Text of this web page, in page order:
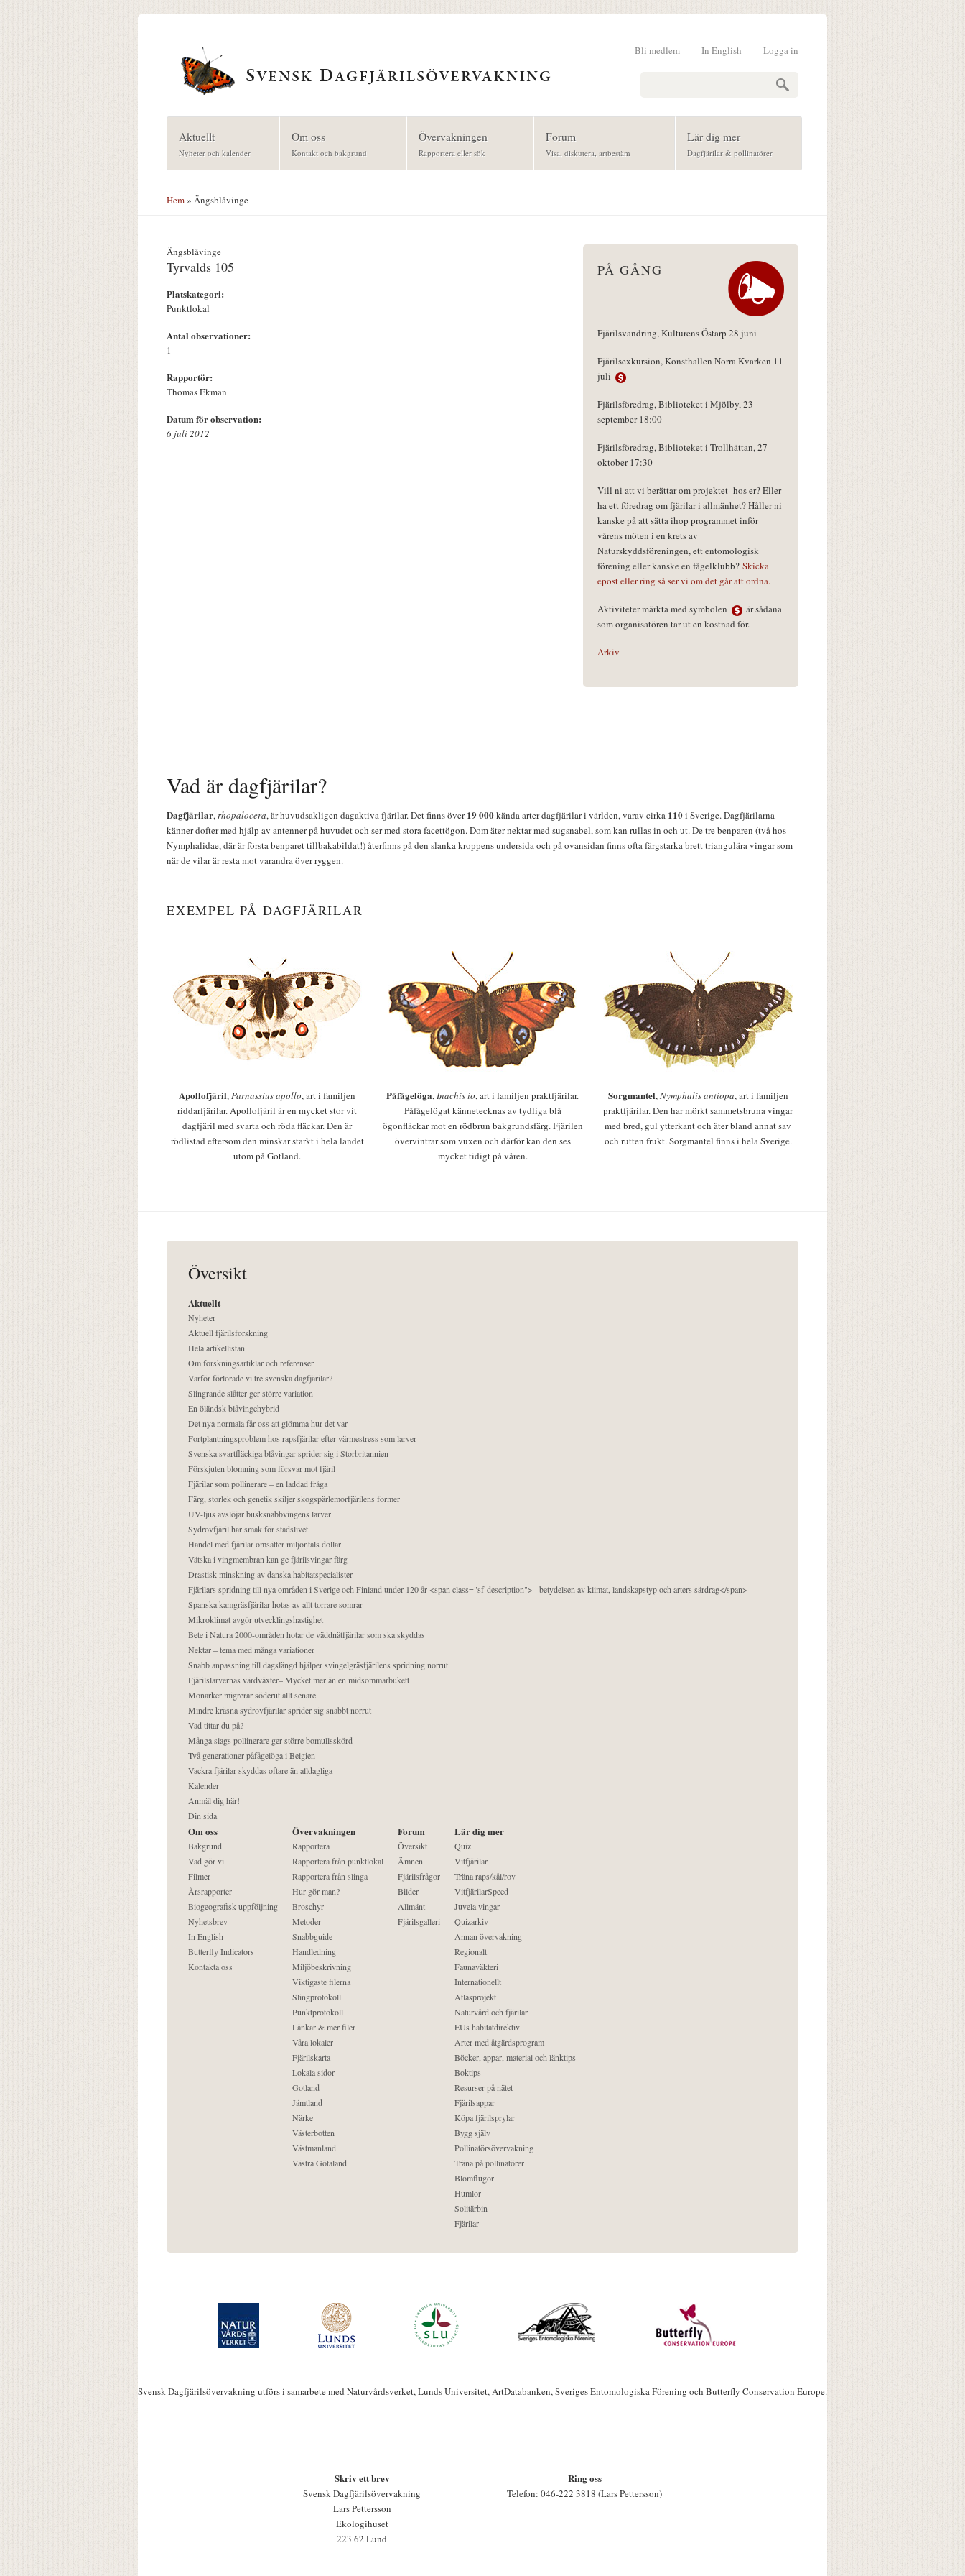
Logga in
In English
Bli medlem
Aktuellt
Nyheter och kalender
Om oss
Kontakt och bakgrund
Övervakningen
Rapportera eller sök
Forum
Visa, diskutera, artbestäm
Lär dig mer
Dagfjärilar & pollinatörer
Hem» Ängsblåvinge
Ängsblåvinge
Tyrvalds 105
Platskategori:
Punktlokal
Antal observationer:
1
Rapportör:
Thomas Ekman
Datum för observation:
6 juli 2012
PÅ GÅNG
Fjärilsvandring, Kulturens Östarp 28 juni
Fjärilsexkursion, Konsthallen Norra Kvarken 11
juli
Fjärilsföredrag, Biblioteket i Mjölby, 23
september 18:00
Fjärilsföredrag, Biblioteket i Trollhättan, 27
oktober 17:30
Vill ni att vi berättar om projektet hos er? Eller
ha ett föredrag om fjärilar i allmänhet? Håller ni
kanske på att sätta ihop programmet inför
vårens möten i en krets av
Naturskyddsföreningen, ett entomologisk
förening eller kanske en fågelklubb? Skicka
epost eller ring så ser vi om det går att ordna.
Aktiviteter märkta med symbolen
är sådana
som organisatören tar ut en kostnad för.
Arkiv
Vad är dagfjärilar?
Dagfjärilar,rhopalocera, är huvudsakligen dagaktiva fjärilar. Det finns över19 000kända arter dagfjärilar i världen, varav cirka 110i Sverige. Dagfjärilarna
känner dofter med hjälp av antenner på huvudet och ser med stora facettögon. Dom äter nektar med sugsnabel, som kan rullas in och ut. De tre benparen (två hos
Nymphalidae, där är första benparet tillbakabildat!) återfinns på den slanka kroppens undersida och på ovansidan finns ofta färgstarka brett triangulära vingar som
när de vilar är resta mot varandra över ryggen.
EXEMPEL PÅ DAGFJÄRILAR
Apollofjäril,Parnassius apollo, art i familjen
riddarfjärilar. Apollofjäril är en mycket stor vit
dagfjäril med svarta och röda fläckar. Den är
rödlistad eftersom den minskar starkt i hela landet
utom på Gotland.
Påfågelöga,Inachis io, art i familjen praktfjärilar.
Påfågelögat kännetecknas av tydliga blå
ögonfläckar mot en rödbrun bakgrundsfärg. Fjärilen
övervintrar som vuxen och därför kan den ses
mycket tidigt på våren.
Sorgmantel,Nymphalis antiopa, art i familjen
praktfjärilar. Den har mörkt sammetsbruna vingar
med bred, gul ytterkant och äter bland annat sav
och rutten frukt. Sorgmantel finns i hela Sverige.
Översikt
Aktuellt
Nyheter
Aktuell fjärilsforskning
Hela artikellistan
Om forskningsartiklar och referenser
Varför förlorade vi tre svenska dagfjärilar?
Slingrande slåtter ger större variation
En öländsk blåvingehybrid
Det nya normala får oss att glömma hur det var
Fortplantningsproblem hos rapsfjärilar efter värmestress som larver
Svenska svartfläckiga blåvingar sprider sig i Storbritannien
Förskjuten blomning som försvar mot fjäril
Fjärilar som pollinerare – en laddad fråga
Färg, storlek och genetik skiljer skogspärlemorfjärilens former
UV-ljus avslöjar busksnabbvingens larver
Sydrovfjäril har smak för stadslivet
Handel med fjärilar omsätter miljontals dollar
Vätska i vingmembran kan ge fjärilsvingar färg
Drastisk minskning av danska habitatspecialister
Fjärilars spridning till nya områden i Sverige och Finland under 120 år <span class="sf-description">– betydelsen av klimat, landskapstyp och arters särdrag</span>
Spanska kamgräsfjärilar hotas av allt torrare somrar
Mikroklimat avgör utvecklingshastighet
Bete i Natura 2000-områden hotar de väddnätfjärilar som ska skyddas
Nektar – tema med många variationer
Snabb anpassning till dagslängd hjälper svingelgräsfjärilens spridning norrut
Fjärilslarvernas värdväxter– Mycket mer än en midsommarbukett
Monarker migrerar söderut allt senare
Mindre kräsna sydrovfjärilar sprider sig snabbt norrut
Vad tittar du på?
Många slags pollinerare ger större bomullsskörd
Två generationer påfågelöga i Belgien
Vackra fjärilar skyddas oftare än alldagliga
Kalender
Anmäl dig här!
Din sida
Om oss
Bakgrund
Vad gör vi
Filmer
Årsrapporter
Biogeografisk uppföljning
Nyhetsbrev
In English
Butterfly Indicators
Kontakta oss
Övervakningen
Rapportera
Rapportera från punktlokal
Rapportera från slinga
Hur gör man?
Broschyr
Metoder
Snabbguide
Handledning
Miljöbeskrivning
Viktigaste filerna
Slingprotokoll
Punktprotokoll
Länkar & mer filer
Våra lokaler
Fjärilskarta
Lokala sidor
Gotland
Jämtland
Närke
Västerbotten
Västmanland
Västra Götaland
Forum
Översikt
Ämnen
Fjärilsfrågor
Bilder
Allmänt
Fjärilsgalleri
Lär dig mer
Quiz
Vitfjärilar
Träna raps/kål/rov
VitfjärilarSpeed
Juvela vingar
Quizarkiv
Annan övervakning
Regionalt
Faunaväkteri
Internationellt
Atlasprojekt
Naturvård och fjärilar
EUs habitatdirektiv
Arter med åtgärdsprogram
Böcker, appar, material och länktips
Boktips
Resurser på nätet
Fjärilsappar
Köpa fjärilsprylar
Bygg själv
Pollinatörsövervakning
Träna på pollinatörer
Blomflugor
Humlor
Solitärbin
Fjärilar
Svensk Dagfjärilsövervakning utförs i samarbete med Naturvårdsverket, Lunds Universitet, ArtDatabanken, Sveriges Entomologiska Förening och Butterfly Conservation Europe.
Skriv ett brev
Svensk Dagfjärilsövervakning
Lars Pettersson
Ekologihuset
223 62 Lund
Ring oss
Telefon: 046-222 3818 (Lars Pettersson)